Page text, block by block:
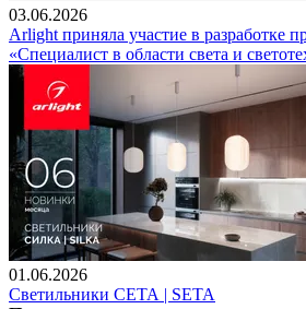
03.06.2026
Arlight приняла участие в разработке
«Специалист в области света и
01.06.2026
Светильники СЕТА | SETA